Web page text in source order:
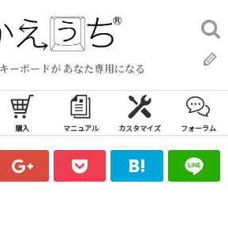
ーボードが あなた専用になる
検
索:
購入 マニュアル カスタマイズ フォーラム